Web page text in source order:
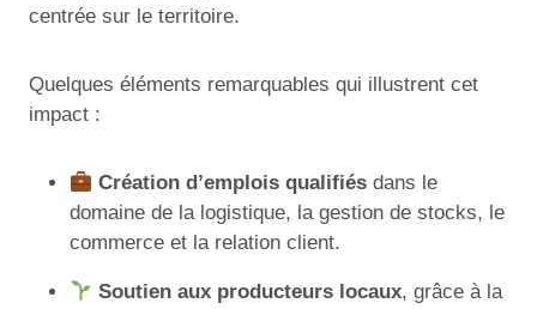
centrée sur le territoire.
Quelques éléments remarquables qui illustrent cet
impact :
Création d’emplois qualifiés dans le
domaine de la logistique, la gestion de stocks, le
commerce et la relation client.
Soutien aux producteurs locaux, grâce à la